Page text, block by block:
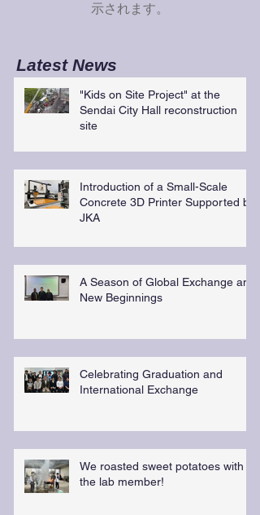
示されます。
Latest News
"Kids on Site Project" at the
Sendai City Hall reconstruction
site
Introduction of a Small-Scale
Concrete 3D Printer Supported by
JKA
A Season of Global Exchange and
New Beginnings
Celebrating Graduation and
International Exchange
We roasted sweet potatoes with
the lab member!